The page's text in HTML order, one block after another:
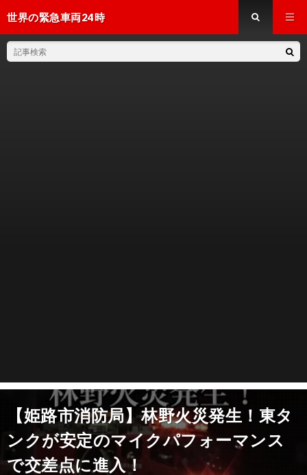
世界の緊急車両24時
【姫路市消防局】林野火災発生！東タ
ンクが安定のマイクパフォーマンス
で交差点に進入！